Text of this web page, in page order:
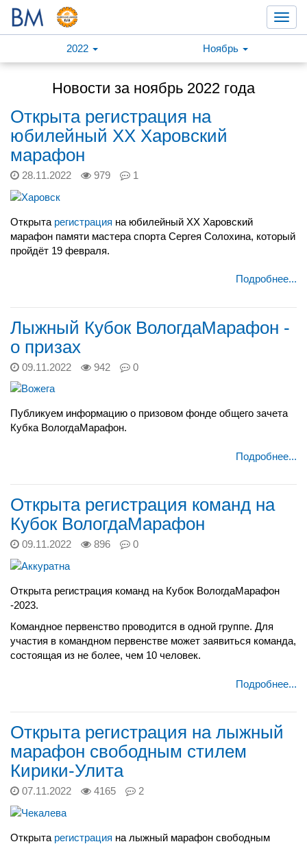
2022
Ноябрь
Новости за ноябрь 2022 года
Открыта регистрация на
юбилейный XX Харовский
марафон
28.11.2022 979 1
Открыта регистрация на юбилейный XX Харовский
марафон памяти мастера спорта Сергея Солохина, который
пройдёт 19 февраля.
Подробнее...
Лыжный Кубок ВологдаМарафон -
о призах
09.11.2022 942 0
Публикуем информацию о призовом фонде общего зачета
Кубка ВологдаМарафон.
Подробнее...
Открыта регистрация команд на
Кубок ВологдаМарафон
09.11.2022 896 0
Открыта регистрация команд на Кубок ВологдаМарафон
-2023.
Командное первенство проводится в одной группе. Для
участия в командном первенстве может заявиться команда,
состоящая из не более, чем 10 человек.
Подробнее...
Открыта регистрация на лыжный
марафон свободным стилем
Кирики-Улита
07.11.2022 4165 2
Открыта регистрация на лыжный марафон свободным